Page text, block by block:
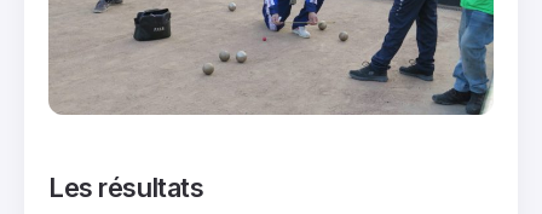
Les résultats